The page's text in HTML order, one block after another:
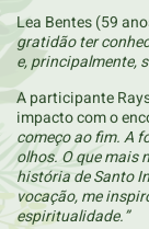
Lea Bentes (59
gratidão ter
e, principalmente,
A participante
impacto com o
começo ao fim. A
olhos. O que mais
história de Santo
vocação, me
espiritualidade.”